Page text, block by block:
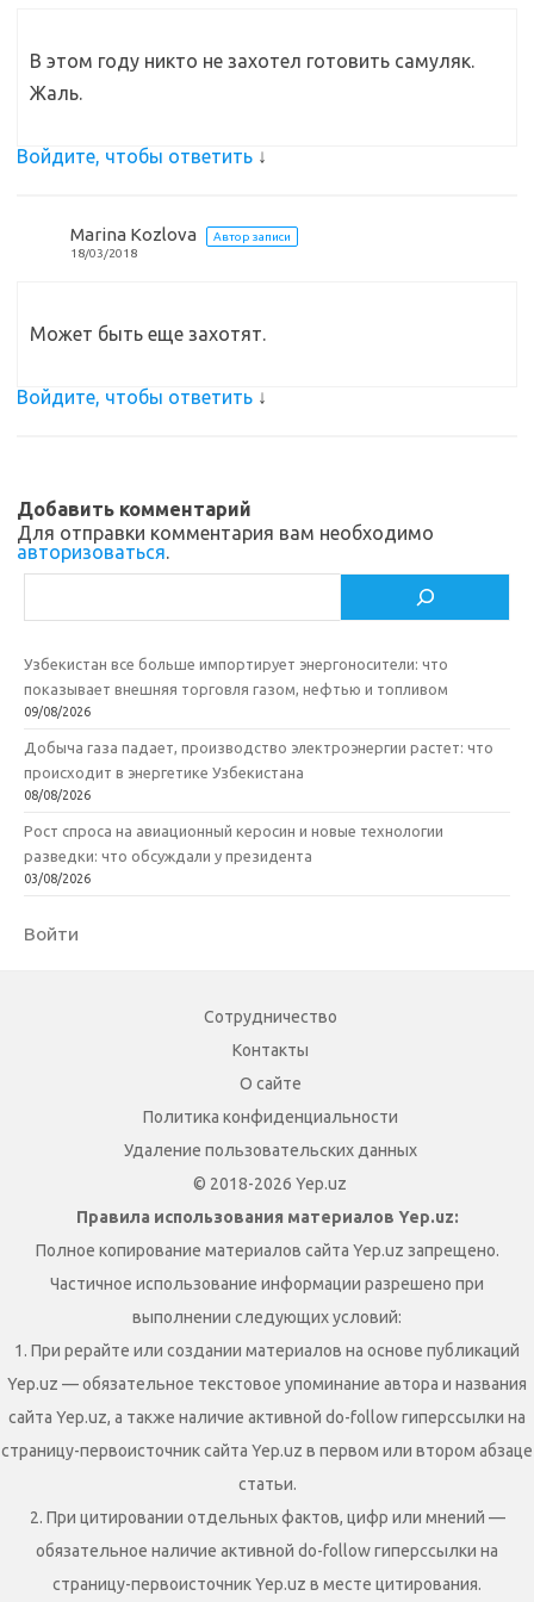
В этом году никто не захотел готовить самуляк.
Жаль.
Войдите, чтобы ответить ↓
Marina Kozlova
Автор записи
18/03/2018
Может быть еще захотят.
Войдите, чтобы ответить ↓
Добавить комментарий
Для отправки комментария вам необходимо
авторизоваться.
Узбекистан все больше импортирует энергоносители: что
показывает внешняя торговля газом, нефтью и топливом
09/08/2026
Добыча газа падает, производство электроэнергии растет: что
происходит в энергетике Узбекистана
08/08/2026
Рост спроса на авиационный керосин и новые технологии
разведки: что обсуждали у президента
03/08/2026
Войти
Сотрудничество
Контакты
О сайте
Политика конфиденциальности
Удаление пользовательских данных
© 2018-2026 Yep.uz
Правила использования материалов Yep.uz:
Полное копирование материалов сайта Yep.uz запрещено.
Частичное использование информации разрешено при
выполнении следующих условий:
1. При рерайте или создании материалов на основе публикаций
Yep.uz — обязательное текстовое упоминание автора и названия
сайта Yep.uz, а также наличие активной do-follow гиперссылки на
страницу-первоисточник сайта Yep.uz в первом или втором абзаце
статьи.
2. При цитировании отдельных фактов, цифр или мнений —
обязательное наличие активной do-follow гиперссылки на
страницу-первоисточник Yep.uz в месте цитирования.